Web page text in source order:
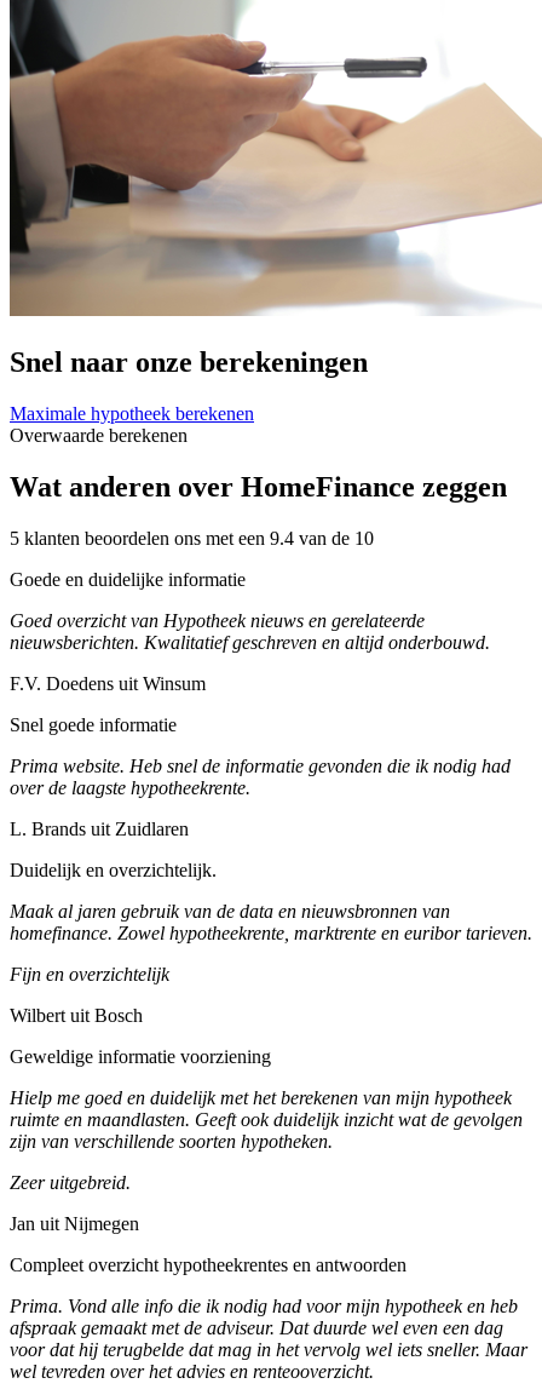
Snel naar onze berekeningen
Maximale hypotheek berekenen
Overwaarde berekenen
Wat anderen over HomeFinance zeggen
5 klanten beoordelen ons met een 9.4 van de 10
Goede en duidelijke informatie
Goed overzicht van Hypotheek nieuws en gerelateerde
nieuwsberichten. Kwalitatief geschreven en altijd onderbouwd.
F.V. Doedens uit Winsum
Snel goede informatie
Prima website. Heb snel de informatie gevonden die ik nodig had
over de laagste hypotheekrente.
L. Brands uit Zuidlaren
Duidelijk en overzichtelijk.
Maak al jaren gebruik van de data en nieuwsbronnen van
homefinance. Zowel hypotheekrente, marktrente en euribor tarieven.
Fijn en overzichtelijk
Wilbert uit Bosch
Geweldige informatie voorziening
Hielp me goed en duidelijk met het berekenen van mijn hypotheek
ruimte en maandlasten. Geeft ook duidelijk inzicht wat de gevolgen
zijn van verschillende soorten hypotheken.
Zeer uitgebreid.
Jan uit Nijmegen
Compleet overzicht hypotheekrentes en antwoorden
Prima. Vond alle info die ik nodig had voor mijn hypotheek en heb
afspraak gemaakt met de adviseur. Dat duurde wel even een dag
voor dat hij terugbelde dat mag in het vervolg wel iets sneller. Maar
wel tevreden over het advies en renteooverzicht.